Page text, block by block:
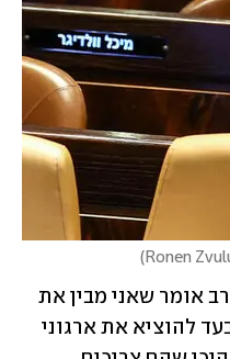
)